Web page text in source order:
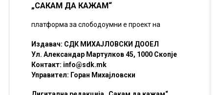
„САКАМ ДА КАЖАМ“
платформа за слободоумни е проект на
Издавач: СДК МИХАЈЛОВСКИ ДООЕЛ
Ул. Александар Мартулков 45, 1000 Скопје
Контакт: info@sdk.mk
Управител: Горан Михајловски